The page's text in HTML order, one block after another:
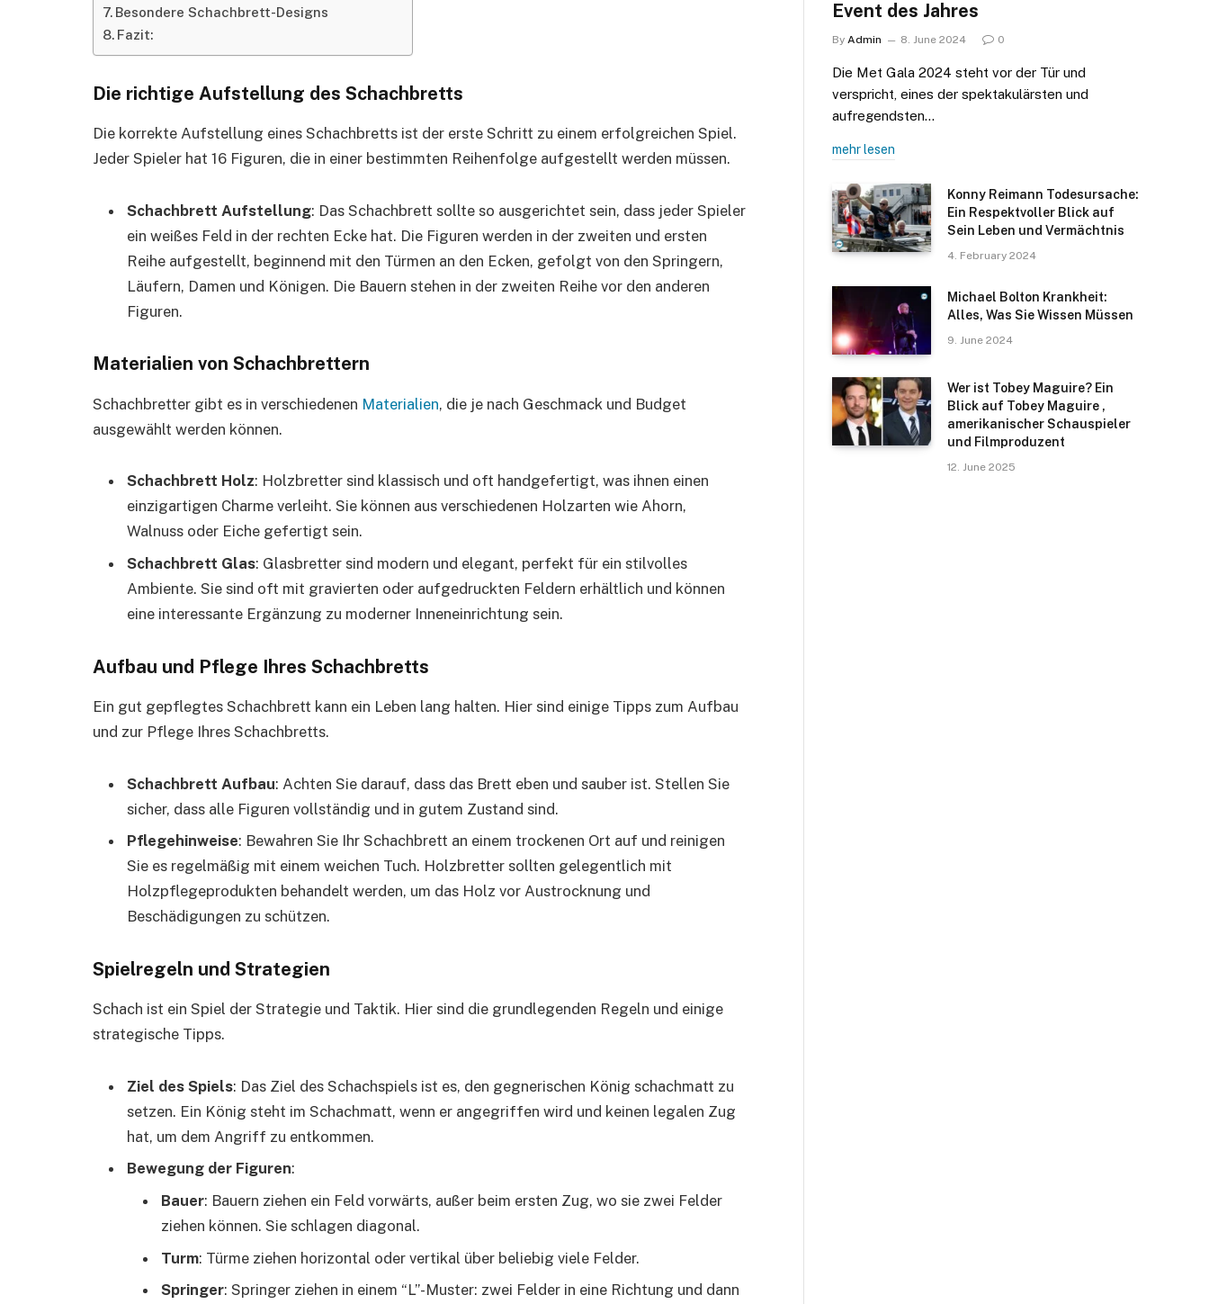
Besondere Schachbrett-Designs
Fazit:
Die richtige Aufstellung des Schachbretts
Die korrekte Aufstellung eines Schachbretts ist der erste Schritt zu einem erfolgreichen Spiel.
Jeder Spieler hat 16 Figuren, die in einer bestimmten Reihenfolge aufgestellt werden müssen.
Schachbrett Aufstellung: Das Schachbrett sollte so ausgerichtet sein, dass jeder Spieler
ein weißes Feld in der rechten Ecke hat. Die Figuren werden in der zweiten und ersten
Reihe aufgestellt, beginnend mit den Türmen an den Ecken, gefolgt von den Springern,
Läufern, Damen und Königen. Die Bauern stehen in der zweiten Reihe vor den anderen
Figuren.
Materialien von Schachbrettern
Schachbretter gibt es in verschiedenen Materialien, die je nach Geschmack und Budget
ausgewählt werden können.
Schachbrett Holz: Holzbretter sind klassisch und oft handgefertigt, was ihnen einen
einzigartigen Charme verleiht. Sie können aus verschiedenen Holzarten wie Ahorn,
Walnuss oder Eiche gefertigt sein.
Schachbrett Glas: Glasbretter sind modern und elegant, perfekt für ein stilvolles
Ambiente. Sie sind oft mit gravierten oder aufgedruckten Feldern erhältlich und können
eine interessante Ergänzung zu moderner Inneneinrichtung sein.
Aufbau und Pflege Ihres Schachbretts
Ein gut gepflegtes Schachbrett kann ein Leben lang halten. Hier sind einige Tipps zum Aufbau
und zur Pflege Ihres Schachbretts.
Schachbrett Aufbau: Achten Sie darauf, dass das Brett eben und sauber ist. Stellen Sie
sicher, dass alle Figuren vollständig und in gutem Zustand sind.
Pflegehinweise: Bewahren Sie Ihr Schachbrett an einem trockenen Ort auf und reinigen
Sie es regelmäßig mit einem weichen Tuch. Holzbretter sollten gelegentlich mit
Holzpflegeprodukten behandelt werden, um das Holz vor Austrocknung und
Beschädigungen zu schützen.
Spielregeln und Strategien
Schach ist ein Spiel der Strategie und Taktik. Hier sind die grundlegenden Regeln und einige
strategische Tipps.
Ziel des Spiels: Das Ziel des Schachspiels ist es, den gegnerischen König schachmatt zu
setzen. Ein König steht im Schachmatt, wenn er angegriffen wird und keinen legalen Zug
hat, um dem Angriff zu entkommen.
Bewegung der Figuren:
Bauer: Bauern ziehen ein Feld vorwärts, außer beim ersten Zug, wo sie zwei Felder
ziehen können. Sie schlagen diagonal.
Turm: Türme ziehen horizontal oder vertikal über beliebig viele Felder.
Springer: Springer ziehen in einem “L”-Muster: zwei Felder in eine Richtung und dann
Event des Jahres
By Admin 8. June 2024 0
Die Met Gala 2024 steht vor der Tür und
verspricht, eines der spektakulärsten und
aufregendsten…
mehr lesen
Konny Reimann Todesursache:
Ein Respektvoller Blick auf
Sein Leben und Vermächtnis
4. February 2024
Michael Bolton Krankheit:
Alles, Was Sie Wissen Müssen
9. June 2024
Wer ist Tobey Maguire? Ein
Blick auf Tobey Maguire ,
amerikanischer Schauspieler
und Filmproduzent
12. June 2025